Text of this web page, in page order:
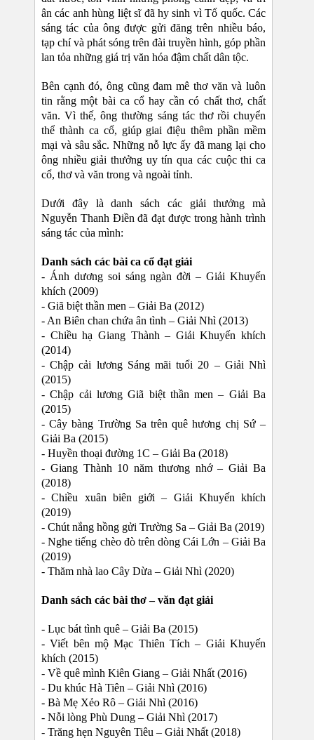
ân các anh hùng liệt sĩ đã hy sinh vì Tổ quốc. Các
sáng tác của ông được gửi đăng trên nhiều báo,
tạp chí và phát sóng trên đài truyền hình, góp phần
lan tỏa những giá trị văn hóa đậm chất dân tộc.
Bên cạnh đó, ông cũng đam mê thơ văn và luôn
tin rằng một bài ca cổ hay cần có chất thơ, chất
văn. Vì thế, ông thường sáng tác thơ rồi chuyển
thể thành ca cổ, giúp giai điệu thêm phần mềm
mại và sâu sắc. Những nỗ lực ấy đã mang lại cho
ông nhiều giải thưởng uy tín qua các cuộc thi ca
cổ, thơ và văn trong và ngoài tỉnh.
Dưới đây là danh sách các giải thưởng mà
Nguyễn Thanh Điền đã đạt được trong hành trình
sáng tác của mình:
Danh sách các bài ca cổ đạt giải
- Ánh dương soi sáng ngàn đời – Giải Khuyến
khích (2009)
- Giã biệt thần men – Giải Ba (2012)
- An Biên chan chứa ân tình – Giải Nhì (2013)
- Chiều hạ Giang Thành – Giải Khuyến khích
(2014)
- Chập cải lương Sáng mãi tuổi 20 – Giải Nhì
(2015)
- Chập cải lương Giã biệt thần men – Giải Ba
(2015)
- Cây bàng Trường Sa trên quê hương chị Sứ –
Giải Ba (2015)
- Huyền thoại đường 1C – Giải Ba (2018)
- Giang Thành 10 năm thương nhớ – Giải Ba
(2018)
- Chiều xuân biên giới – Giải Khuyến khích
(2019)
- Chút nắng hồng gửi Trường Sa – Giải Ba (2019)
- Nghe tiếng chèo đò trên dòng Cái Lớn – Giải Ba
(2019)
- Thăm nhà lao Cây Dừa – Giải Nhì (2020)
Danh sách các bài thơ – văn đạt giải
- Lục bát tình quê – Giải Ba (2015)
- Viết bên mộ Mạc Thiên Tích – Giải Khuyến
khích (2015)
- Về quê mình Kiên Giang – Giải Nhất (2016)
- Du khúc Hà Tiên – Giải Nhì (2016)
- Bà Mẹ Xẻo Rô – Giải Nhì (2016)
- Nỗi lòng Phù Dung – Giải Nhì (2017)
- Trăng hẹn Nguyên Tiêu – Giải Nhất (2018)